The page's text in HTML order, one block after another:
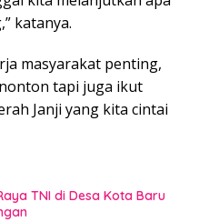
katanya.
masyarakat penting,
tapi juga ikut
Janji yang kita cintai
TNI di Desa Kota Baru